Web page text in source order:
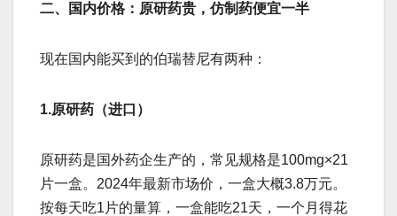
二、国内价格：原研药贵，仿制药便宜一半
现在国内能买到的伯瑞替尼有两种：
1.原研药（进口）
原研药是国外药企生产的，常见规格是​​100mg×21
片一盒​​。2024年最新市场价，一盒大概​​3.8万元​​。
按每天吃1片的量算，一盒能吃21天，一个月得花